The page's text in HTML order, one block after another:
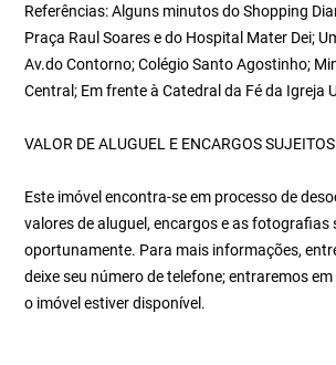
Referências: Alguns minutos do Shopping
Praça Raul Soares e do Hospital Mater Dei;
Av.do Contorno; Colégio Santo Agostinho;
Central; Em frente à Catedral da Fé da Igreja
VALOR DE ALUGUEL E ENCARGOS
Este imóvel encontra-se em processo de
valores de aluguel, encargos e as
oportunamente. Para mais informações,
deixe seu número de telefone; entraremos
o imóvel estiver disponível.